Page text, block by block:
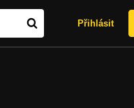
Přihlásit